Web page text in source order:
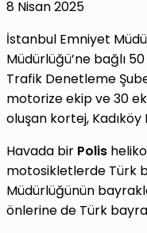
8 Nisan 2025
İstanbul Emniyet
Müdürlüğü’ne bağlı
Trafik Denetleme
motorize ekip ve 30
oluşan kortej,
Havada bir Polis
motosikletlerde Türk
Müdürlüğünün
önlerine de Türk